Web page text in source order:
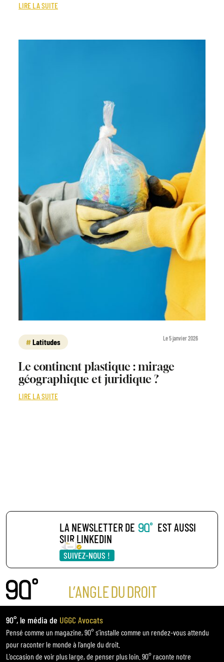
LIRE LA SUITE
Latitudes Le 5 janvier 2026
Le continent plastique : mirage
géographique et juridique ?
LIRE LA SUITE
LA NEWSLETTER DE
EST AUSSI
SUR LINKEDIN
SUIVEZ-NOUS !
90°, le média de UGGC Avocats
Pensé comme un magazine, 90° s’installe comme un rendez-vous attendu
pour raconter le monde à l’angle du droit.
L’occasion de voir plus large, de penser plus loin. 90° raconte notre